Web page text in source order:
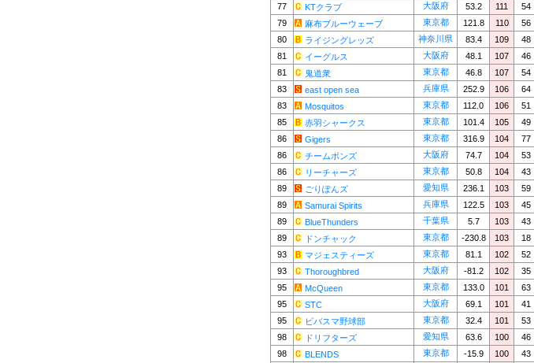
77
KTクラブ 大阪府 53.2 111 54
79
麻布ブルーウェーブ 東京都 121.8 110 56
80
ライジングレッズ 神奈川県 83.4 109 48
81
イーグルス 大阪府 48.1 107 46
81
鬼道衆 東京都 46.8 107 54
83
east open sea 兵庫県 252.9 106 64
83
Mosquitos 東京都 112.0 106 51
85
赤羽シャークス 東京都 101.4 105 49
86
Gigers 東京都 316.9 104 77
86
チームボンズ 大阪府 74.7 104 53
86
リーチャーズ 東京都 50.8 104 43
89
ごりぽんズ 愛知県 236.1 103 59
89
Samurai Spirits 兵庫県 122.5 103 45
89
BlueThunders 千葉県 5.7 103 43
89
ドンチャック 東京都 -230.8 103 18
93
マジェスティーズ 東京都 81.1 102 52
93
Thoroughbred 大阪府 -81.2 102 35
95
McQueen 東京都 133.0 101 63
95
STC 大阪府 69.1 101 41
95
ビバスマ野球部 東京都 32.4 101 53
98
ドリフターズ 愛知県 63.6 100 46
98
BLENDS 東京都 -15.9 100 43